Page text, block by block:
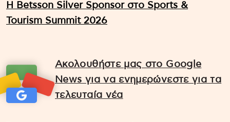
Η Betsson Silver Sponsor στο Sports &
Tourism Summit 2026
Ακολουθήστε μας στο Google
News για να ενημερώνεστε για τα
τελευταία νέα